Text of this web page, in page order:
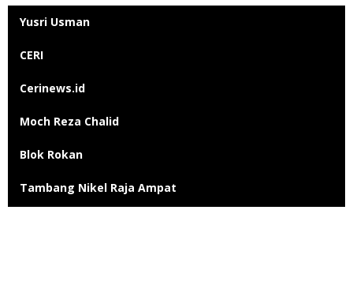
Yusri Usman
CERI
Cerinews.id
Moch Reza Chalid
Blok Rokan
Tambang Nikel Raja Ampat